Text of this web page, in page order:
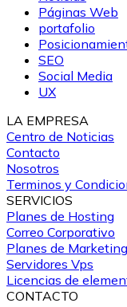
Páginas Web
portafolio
SEO
Social Media
UX
LA EMPRESA
Centro de Noticias
Contacto
Nosotros
Terminos y
SERVICIOS
Planes de Hosting
Correo Corporativo
Planes de Marketing
Servidores Vps
Licencias de
CONTACTO